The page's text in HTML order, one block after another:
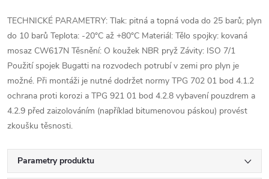
TECHNICKÉ PARAMETRY: Tlak: pitná a topná voda do 25 barů; plyn
do 10 barů Teplota: -20°C až +80°C Materiál: Tělo spojky: kovaná
mosaz CW617N Těsnění: O koužek NBR pryž Závity: ISO 7/1
Použití spojek Bugatti na rozvodech potrubí v zemi pro plyn je
možné. Při montáži je nutné dodržet normy TPG 702 01 bod 4.1.2
ochrana proti korozi a TPG 921 01 bod 4.2.8 vybavení pouzdrem a
4.2.9 před zaizolováním (například bitumenovou páskou) provést
zkoušku těsnosti.
Parametry produktu